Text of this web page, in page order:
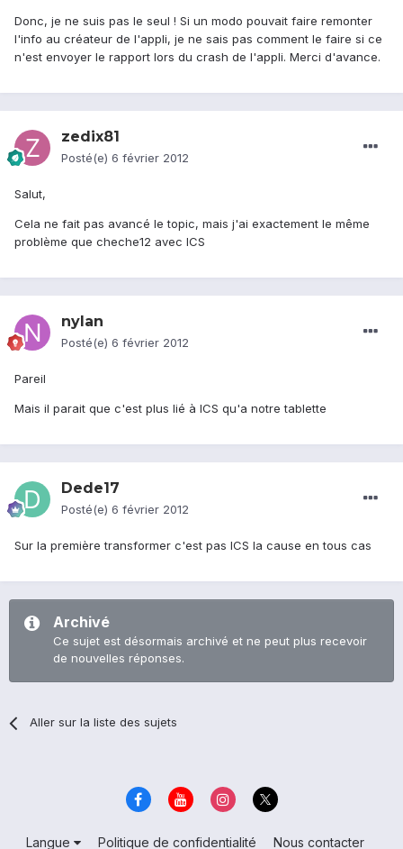
Donc, je ne suis pas le seul ! Si un modo pouvait faire remonter
l'info au créateur de l'appli, je ne sais pas comment le faire si ce
n'est envoyer le rapport lors du crash de l'appli. Merci d'avance.
zedix81
Posté(e) 6 février 2012
Salut,
Cela ne fait pas avancé le topic, mais j'ai exactement le même
problème que cheche12 avec ICS
nylan
Posté(e) 6 février 2012
Pareil
Mais il parait que c'est plus lié à ICS qu'a notre tablette
Dede17
Posté(e) 6 février 2012
Sur la première transformer c'est pas ICS la cause en tous cas
Archivé
Ce sujet est désormais archivé et ne peut plus recevoir
de nouvelles réponses.
Aller sur la liste des sujets
Langue Politique de confidentialité Nous contacter